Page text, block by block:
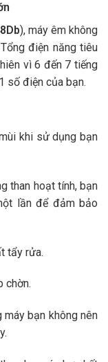
), máy êm không
điện năng tiêu
vì 6 đến 7 tiếng
số điện của bạn.
khi sử dụng bạn
than hoạt tính, bạn
lần để đảm bảo
tẩy rửa.
chờn.
bạn không nên